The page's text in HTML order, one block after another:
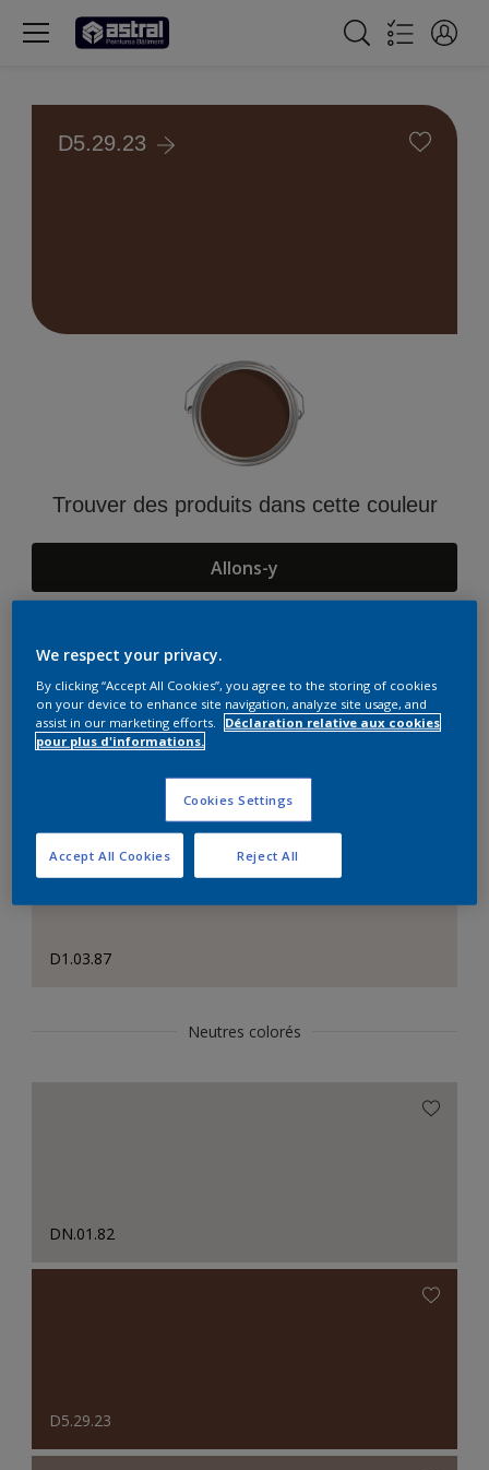
D5.29.23
Trouver des produits dans cette couleur
Allons-y
Suggestions d'Harmonies
D1.03.87
Neutres colorés
DN.01.82
D5.29.23
We respect your privacy.
By clicking “Accept All Cookies”, you agree to the storing of cookies
on your device to enhance site navigation, analyze site usage, and
assist in our marketing efforts.
Déclaration relative aux cookies
pour plus d'informations.
Cookies Settings
Reject All
Accept All Cookies